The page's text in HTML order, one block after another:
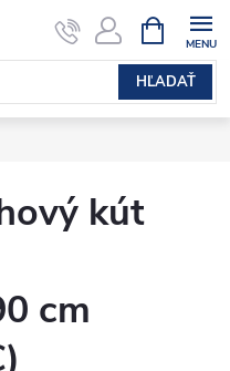
HĽADAŤ
KOŠÍK
kút
cm